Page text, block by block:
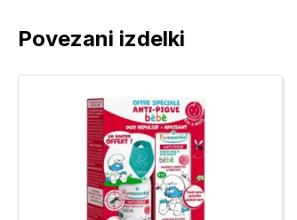
Povezani izdelki